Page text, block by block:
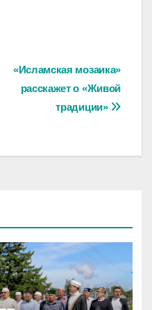
«Исламская мозаика»
расскажет о «Живой
традиции»